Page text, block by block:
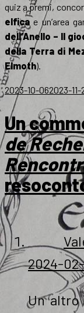
quiz a premi,
elfica e un’area
dell’Anello – Il
della Terra di
Elmoth).
Scritto
2023-10-062023-11-
Un
de
2024-
Un altro